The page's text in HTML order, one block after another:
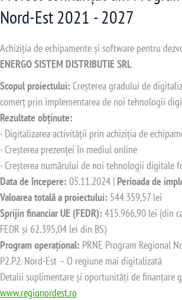
Nord-Est 2021 - 2027
Achiziția de echipamente și software pentru
ENERGO SISTEM DISTRIBUTIE SRL
Scopul proiectului: Creșterea gradului de
comerț prin implementarea de noi tehnologii
Rezultate obținute:
- Digitalizarea activității prin achiziția de
- Creșterea prezenței în mediul online
- Creșterea numărului de noi tehnologii digitale
Data de începere: 05.11.2024 | Perioada de
Valoarea totală a proiectului: 544.359,57 lei
Sprijin financiar UE (FEDR): 415.966,90 lei (din
FEDR și 62.395,04 lei din BS)
Program operațional: PRNE Program Regional
P2.P2. Nord-Est – O regiune mai digitalizată
Detalii suplimentare și oportunități de finanțare
www.regionordest.ro